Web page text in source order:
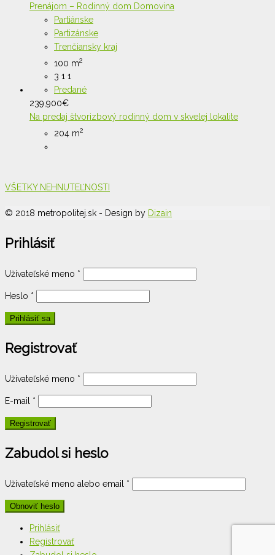
Prenájom – Rodinný dom Domovina
Partiánske
Partizánske
Trenčiansky kraj
100 m2
3 1 1
Predané
239,900€
Na predaj štvorizbový rodinný dom v skvelej lokalite
204 m2
VŠETKY NEHNUTEĽNOSTI
© 2018 metropolitej.sk - Design by Dizain
Prihlásiť
Užívateľské meno *
Heslo *
Registrovať
Užívateľské meno *
E-mail *
Zabudol si heslo
Užívateľské meno alebo email *
Prihlásiť
Registrovať